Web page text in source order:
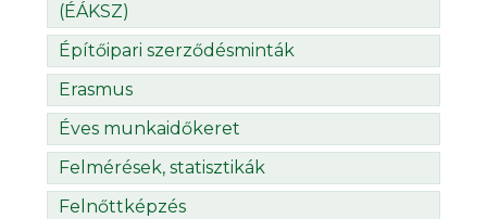
(ÉÁKSZ)
Építőipari szerződésminták
Erasmus
Éves munkaidőkeret
Felmérések, statisztikák
Felnőttképzés